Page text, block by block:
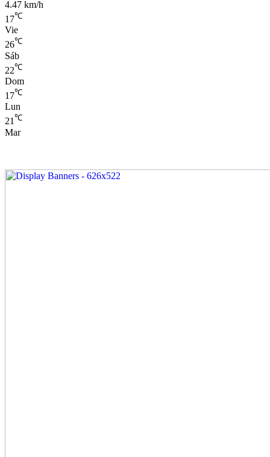
4.47 km/h
17℃
Vie
26℃
Sáb
22℃
Dom
17℃
Lun
21℃
Mar